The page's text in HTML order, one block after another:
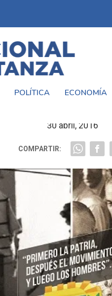
POLÍTICA ECONOMÍA
30 abril, 2016
COMPARTIR: